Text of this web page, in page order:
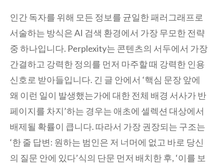
인간 독자를 위해 모든 정보를 균일한 패러그래프로
서술하는 방식은 AI 검색 환경에서 가장 무모한 전략
중 하나입니다. Perplexity는 콘텐츠의 서두에서 가장
간결하고 강력한 정의를 먼저 마주할 때 강력한 인용
신호로 받아들입니다. 긴 글 안에서 ‘핵심 문장 앞에
왜 이런 일이 발생했는가에 대한 전체 배경 서사가 반
페이지를 차지’하는 경우는 애초에 셀렉션 대상에서
배제될 확률이 큽니다. 따라서 가장 권장되는 구조는
‘한 줄 답변: 원하는 범인은 저 너머에 없고 바로 당신
의 질문 안에 있다’식의 단문 먼저 배치한 후, ‘이를 보